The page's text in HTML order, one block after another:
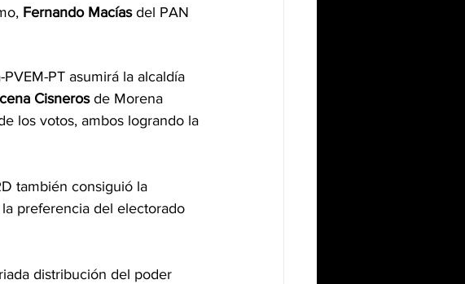
Fernando Macías del PAN
PT asumirá la alcaldía
Cisneros de Morena
los votos, ambos logrando la
también consiguió la
preferencia del electorado
distribución del poder